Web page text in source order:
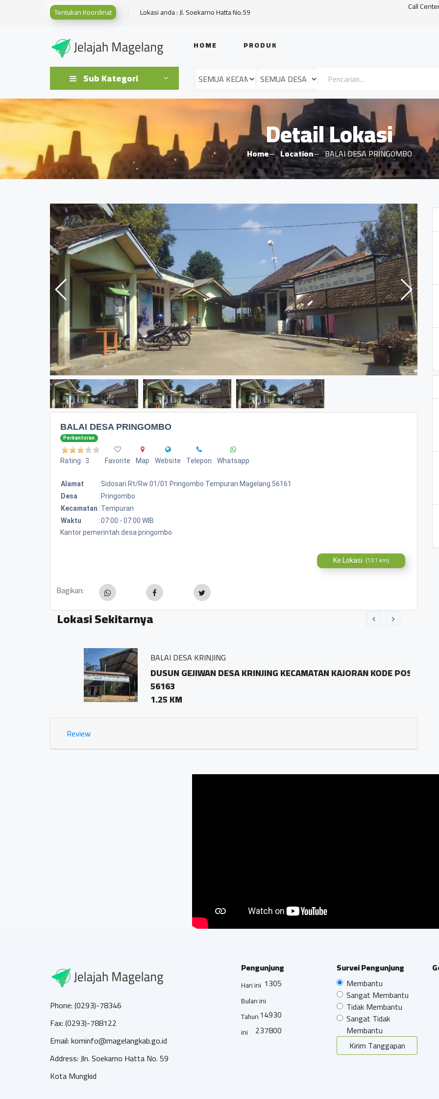
Tentukan Koordinat Lokasi anda : Jl. Soekarno Hatta No.59 Call
HOME PRODUK
Sub Kategori
Detail Lokasi
Home Location BALAI DESA PRINGOMBO
BALAI DESA PRINGOMBO
Perkantoran
Rating : 3 Favorite Map Website Telepon Whatsapp
Alamat : Sidosari Rt/rw 01/01 Pringombo Tempuran Magelang.56161
Desa
: Pringombo
Kecamatan : Tempuran
Waktu
:07:00 - 07:00 WIB
Kantor pemerintah desa pringombo
Ke Lokasi (13.1 km)
Bagikan:
Lokasi Sekitarnya
BALAI DESA KRINJING
DUSUN GEJIWAN DESA KRINJING KECAMATAN KAJORAN KODE POS
56163
1.25 KM
Review
Phone: (0293)-78346
Fax: (0293)-788122
Email: kominfo@magelangkab.go.id
Address: Jln. Soekarno Hatta No. 59
Kota Mungkid
Pengunjung
Hari ini 1305
Bulan ini
14930
Tahun
ini
237800
Survei Pengunjung
Membantu
Sangat Membantu
Tidak Membantu
Sangat Tidak
Membantu
Kirim Tanggapan